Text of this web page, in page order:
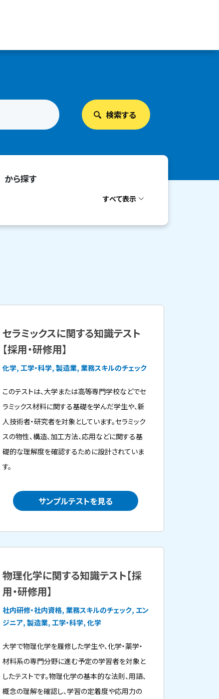
から探す
すべて表示
セラミックスに関する知識テスト
【採用・研修用】
化学, 工学・科学, 製造業, 業務スキルのチェック
このテストは、大学または高等専門学校などでセ
ラミックス材料に関する基礎を学んだ学生や、新
人技術者・研究者を対象としています。セラミック
スの物性、構造、加工方法、応用などに関する基
礎的な理解度を確認するために設計されていま
す。
サンプルテストを見る
物理化学に関する知識テスト【採
用・研修用】
社内研修・社内資格, 業務スキルのチェック, エン
ジニア, 製造業, 工学・科学, 化学
大学で物理化学を履修した学生や、化学・薬学・
材料系の専門分野に進む予定の学習者を対象と
したテストです。物理化学の基本的な法則、用語、
概念の理解を確認し、学習の定着度や応用力の